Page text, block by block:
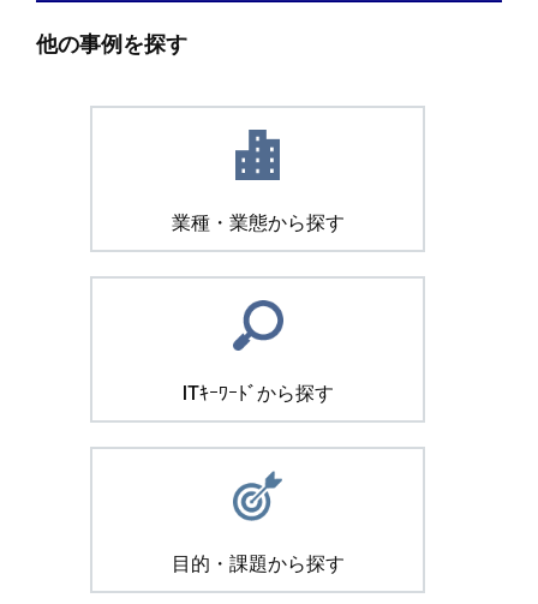
他の事例を探す
業種・業態から探す
ITｷｰﾜｰﾄﾞから探す
目的・課題から探す